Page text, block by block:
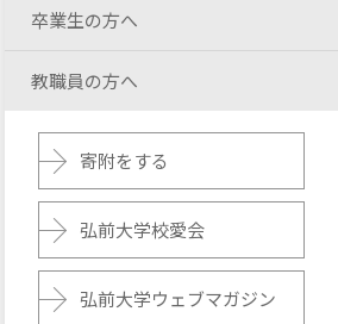
卒業生の方へ
教職員の方へ
寄附をする
弘前大学校愛会
弘前大学ウェブマガジン